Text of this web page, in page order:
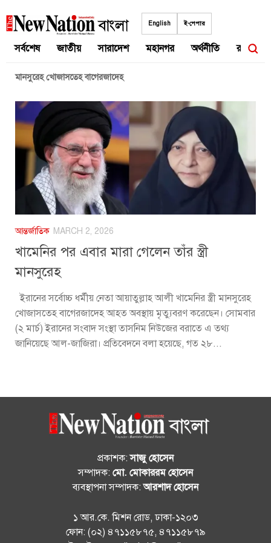
to
English ই-পেপার
সর্বশেষ জাতীয় সারাদেশ মহানগর অর্থনীতি রাজনীতি
মানসুরেহ খোজাসতেহ বাগেরজাদেহ
আন্তর্জাতিক MARCH 2, 2026
খামেনির পর এবার মারা গেলেন তাঁর স্ত্রী
মানসুরেহ
ইরানের সর্বোচ্চ ধর্মীয় নেতা আয়াতুল্লাহ আলী খামেনির স্ত্রী মানসুরেহ
খোজাসতেহ বাগেরজাদেহ আহত অবস্থায় মৃত্যুবরণ করেছেন। সোমবার
(২ মার্চ) ইরানের সংবাদ সংস্থা তাসনিম নিউজের বরাতে এ তথ্য
জানিয়েছে আল-জাজিরা। প্রতিবেদনে বলা হয়েছে, গত ২৮...
প্রকাশক:সাজু হোসেন
সম্পাদক: মো. মোকাররম হোসেন
ব্যবস্থাপনা সম্পাদক:আরশাদ হোসেন
১ আর.কে. মিশন রোড, ঢাকা-১২০৩
ফোন: (০২) ৪৭১১৫৮৭৫, ৪৭১১৫৮৭৯